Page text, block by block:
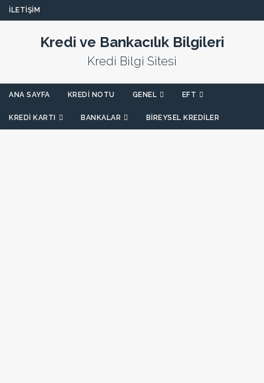
İLETIŞIM
Kredi ve Bankacılık Bilgileri
Kredi Bilgi Sitesi
ANA SAYFA KREDI NOTU GENEL EFT
KREDI KARTI BANKALAR BIREYSEL KREDILER